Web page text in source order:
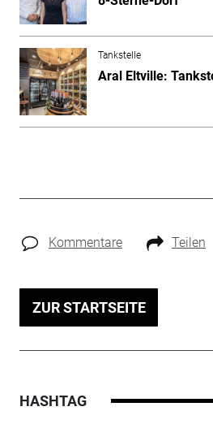
Tankstelle
Aral Eltville:
Kommentare Teilen
ZUR STARTSEITE
HASHTAG